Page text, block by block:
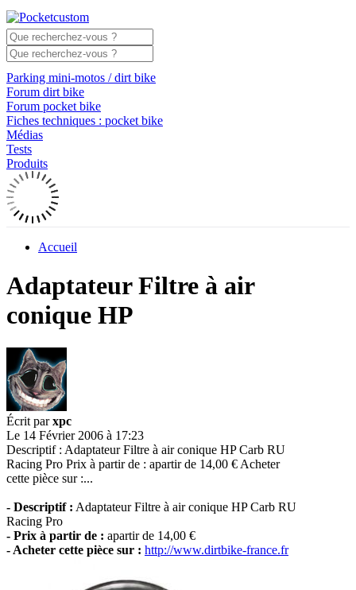
Parking mini-motos / dirt bike
Forum dirt bike
Forum pocket bike
Fiches techniques : pocket bike
Médias
Tests
Produits
Accueil
Adaptateur Filtre à air
conique HP
Écrit parxpc
Le 14 Février 2006 à 17:23
Descriptif : Adaptateur Filtre à air conique HP Carb RU
Racing Pro Prix à partir de : apartir de 14,00 € Acheter
cette pièce sur :...
- Descriptif : Adaptateur Filtre à air conique HP Carb RU
Racing Pro
- Prix à partir de : apartir de 14,00 €
- Acheter cette pièce sur : http://www.dirtbike-france.fr